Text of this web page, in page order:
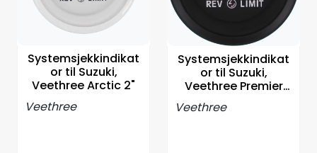
Systemsjekkindikat
or til Suzuki,
Veethree Arctic 2"
Veethree
Systemsjekkindikat
or til Suzuki,
Veethree Premier
Veethree
Servicesett
Outlet